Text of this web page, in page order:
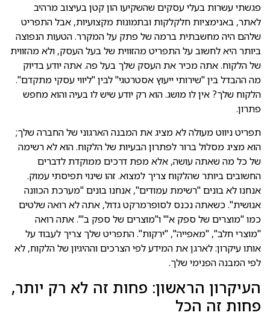
פגשתי עשרות בעלי עסקים שהשקיעו הון קטן בעיצוב מרהיב
לאתר, באנימציות חלקלקות ובתמונות מקצועיות, אבל התפריט
שלהם היה מחשבתית ברמה של פתק על המקרר. הטעות הנפוצה
ביותר היא לחשוב על התפריט מהזווית של בעל העסק, ולא מהזווית
של הלקוח. אתה מכיר את העסק שלך בעל פה. אתה יודע בדיוק
מה ההבדל בין "שירותי ייעוץ אסטרטגי" לבין "ליווי עסקי מתקדם".
הלקוח שלך? אין לו מושג. הוא רק יודע שיש לו בעיה והוא מחפש
פתרון.
תפריט ניווט מעולה לא מציג את המבנה הארגוני של החברה שלך;
הוא מציג מסלול ברור לפתרון הבעיות של הלקוח. הוא לא רשימה
של כל מה שאתה עושה, אלא מפת דרכים ממוקדת לדברים
החשובים ביותר שהלקוח צריך למצוא. זהו שינוי תפיסתי עמוק.
אנחנו לא בונים "רשימת עמודים", אנחנו בונים "מערכת הכוונה
אנושית". כשאתה נכנס לסופרמרקט גדול, אתה לא רואה שלטים
כמו "מוצרים של ספק א'" ו"מוצרים של ספק ב'". אתה רואה
"מוצרי חלב", "מאפייה", "ירקות". התפריט שלך צריך לעבוד על
אותו עיקרון: לארגן את המידע לפי הצרכים וההיגיון של הלקוח, לא
לפי המבנה הפנימי שלך.
העיקרון הראשון: פחות זה לא רק יותר,
פחות זה הכל